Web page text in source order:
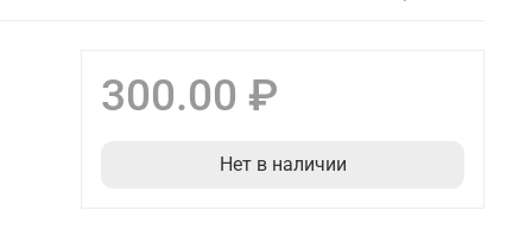
300.00 ₽
Нет в наличии